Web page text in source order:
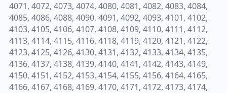
4071, 4072, 4073, 4074, 4080, 4081, 4082, 4083, 4084,
4085, 4086, 4088, 4090, 4091, 4092, 4093, 4101, 4102,
4103, 4105, 4106, 4107, 4108, 4109, 4110, 4111, 4112,
4113, 4114, 4115, 4116, 4118, 4119, 4120, 4121, 4122,
4123, 4125, 4126, 4130, 4131, 4132, 4133, 4134, 4135,
4136, 4137, 4138, 4139, 4140, 4141, 4142, 4143, 4149,
4150, 4151, 4152, 4153, 4154, 4155, 4156, 4164, 4165,
4166, 4167, 4168, 4169, 4170, 4171, 4172, 4173, 4174,